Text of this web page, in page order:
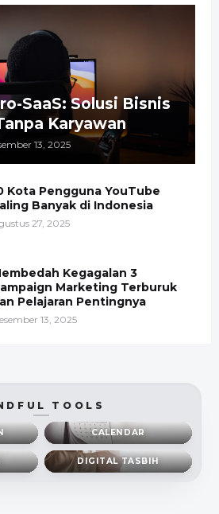
SaaS: Solusi Bisnis
Karyawan
13, 2025
Kota Pengguna YouTube
Banyak di Indonesia
27, 2025
Kegagalan 3
Marketing Terburuk
Pelajaran Pentingnya
13, 2025
TOOLS
CALENDAR
DIGITAL TASBIH